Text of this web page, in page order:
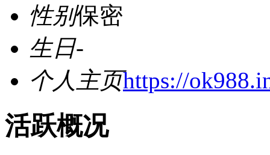
性别保密
生日-
个人主页https://
活跃概况